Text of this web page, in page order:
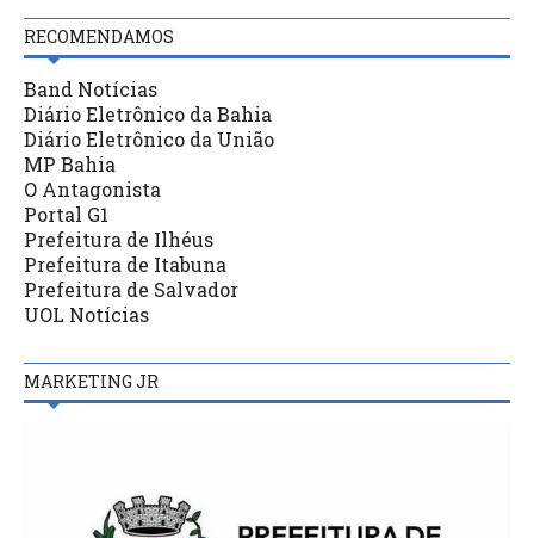
RECOMENDAMOS
Band Notícias
Diário Eletrônico da Bahia
Diário Eletrônico da União
MP Bahia
O Antagonista
Portal G1
Prefeitura de Ilhéus
Prefeitura de Itabuna
Prefeitura de Salvador
UOL Notícias
MARKETING JR